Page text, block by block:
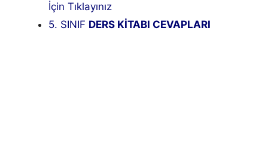
İçin Tıklayınız
5. SINIF DERS KİTABI CEVAPLARI